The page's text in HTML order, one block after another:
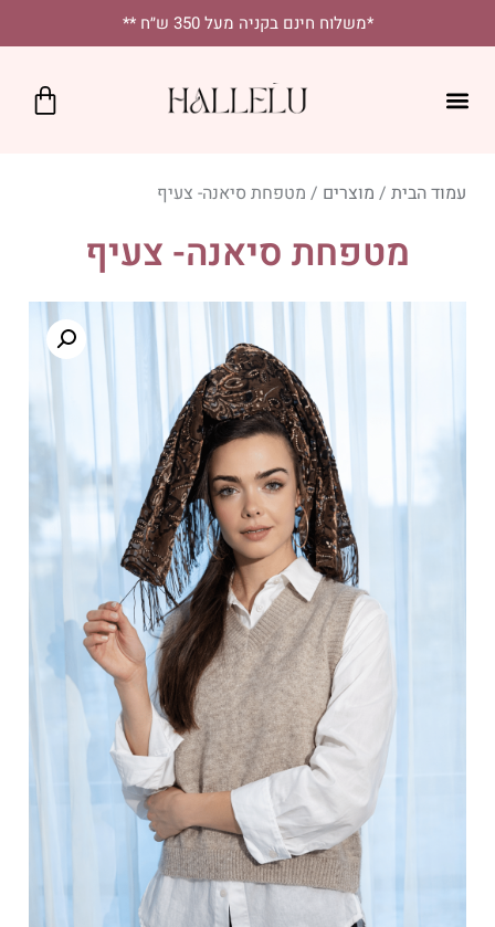
*משלוח חינם בקניה מעל 350 ש״ח **
עמוד הבית / מוצרים / מטפחת סיאנה- צעיף
מטפחת סיאנה- צעיף